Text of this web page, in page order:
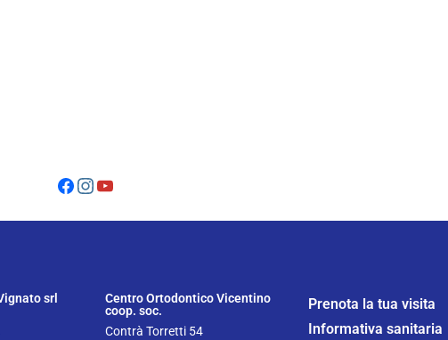
srl
Centro Ortodontico Vicentino
coop. soc.
Contrà Torretti 54
Prenota la tua visita
Informativa sanitaria